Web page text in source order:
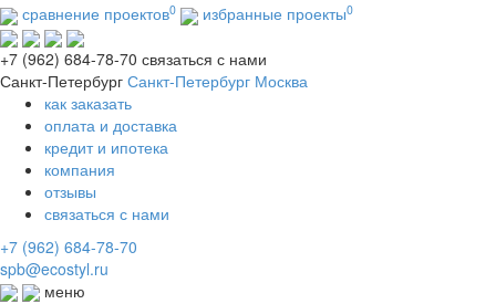
сравнение проектов0 избранные проекты0
+7 (962) 684-78-70 связаться с нами
Санкт-Петербург Санкт-Петербург Москва
как заказать
оплата и доставка
кредит и ипотека
компания
отзывы
связаться с нами
+7 (962) 684-78-70
spb@ecostyl.ru
меню